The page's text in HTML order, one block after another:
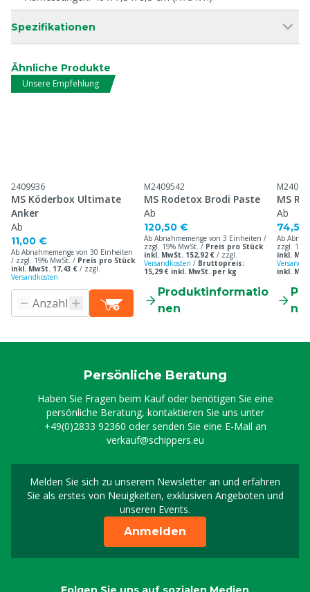
Spezifikationen
Ähnliche Produkte
Unsere Empfehlung
2409936
MS Köderbox Ultimate
Anker
Ab
11,00 €
Ab Abnahmemenge von 30 Einheiten
/ zzgl. 19% MwSt. / Preis pro Stück
inkl. MwSt. 17,43 € / zzgl.
Versandkosten
M2409542
MS Rodetox Brodi Paste
Ab
120,50 €
Ab Abnahmemenge von 3 Einheiten /
zzgl. 19% MwSt. / Preis pro Stück
inkl. MwSt. 152,92 € / zzgl.
Versandkosten / Bruttopreis:
15,29 € inkl. MwSt. per kg
Produktinformatio
nen
MS
Ab
74,50
Ab
zzgl.
inkl.
inkl.
Persönliche Beratung
Haben Sie Fragen beim Kauf oder benötigen Sie eine
persönliche Beratung, kontaktieren Sie uns unter
+49(0)2833 92360 oder senden Sie eine E-Mail an
verkauf@schippers.eu
Melden Sie sich zu unserem Newsletter an und erfahren
Sie als erstes von Neuigkeiten, exklusiven Angeboten und
unseren Events.
Melden Sie sich für
Anmelden